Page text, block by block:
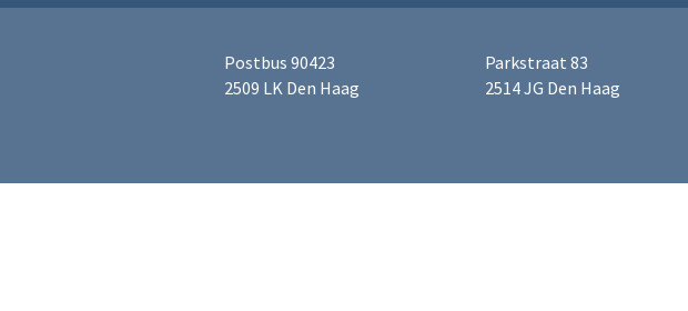
Postbus 90423
2509 LK Den Haag
Parkstraat 83
2514 JG Den Haag